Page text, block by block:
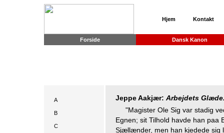
Hjem Kontakt
Forside Dansk Kanon
A
B
C
Jeppe Aakjær: Arbejdets
"Magister Ole Sig var stadig
Egnen; sit Tilhold havde han paa
Sjællænder, men han kjedede sig